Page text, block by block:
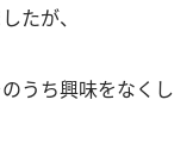
たが、
うち興味をなくし